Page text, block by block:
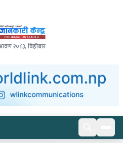
२०८३, बिहीबार